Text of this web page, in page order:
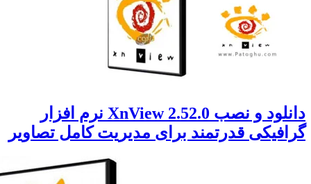
دانلود و نصب XnView 2.52.0 نرم افزار
قدرتمند برای مدیریت کامل تصاویر